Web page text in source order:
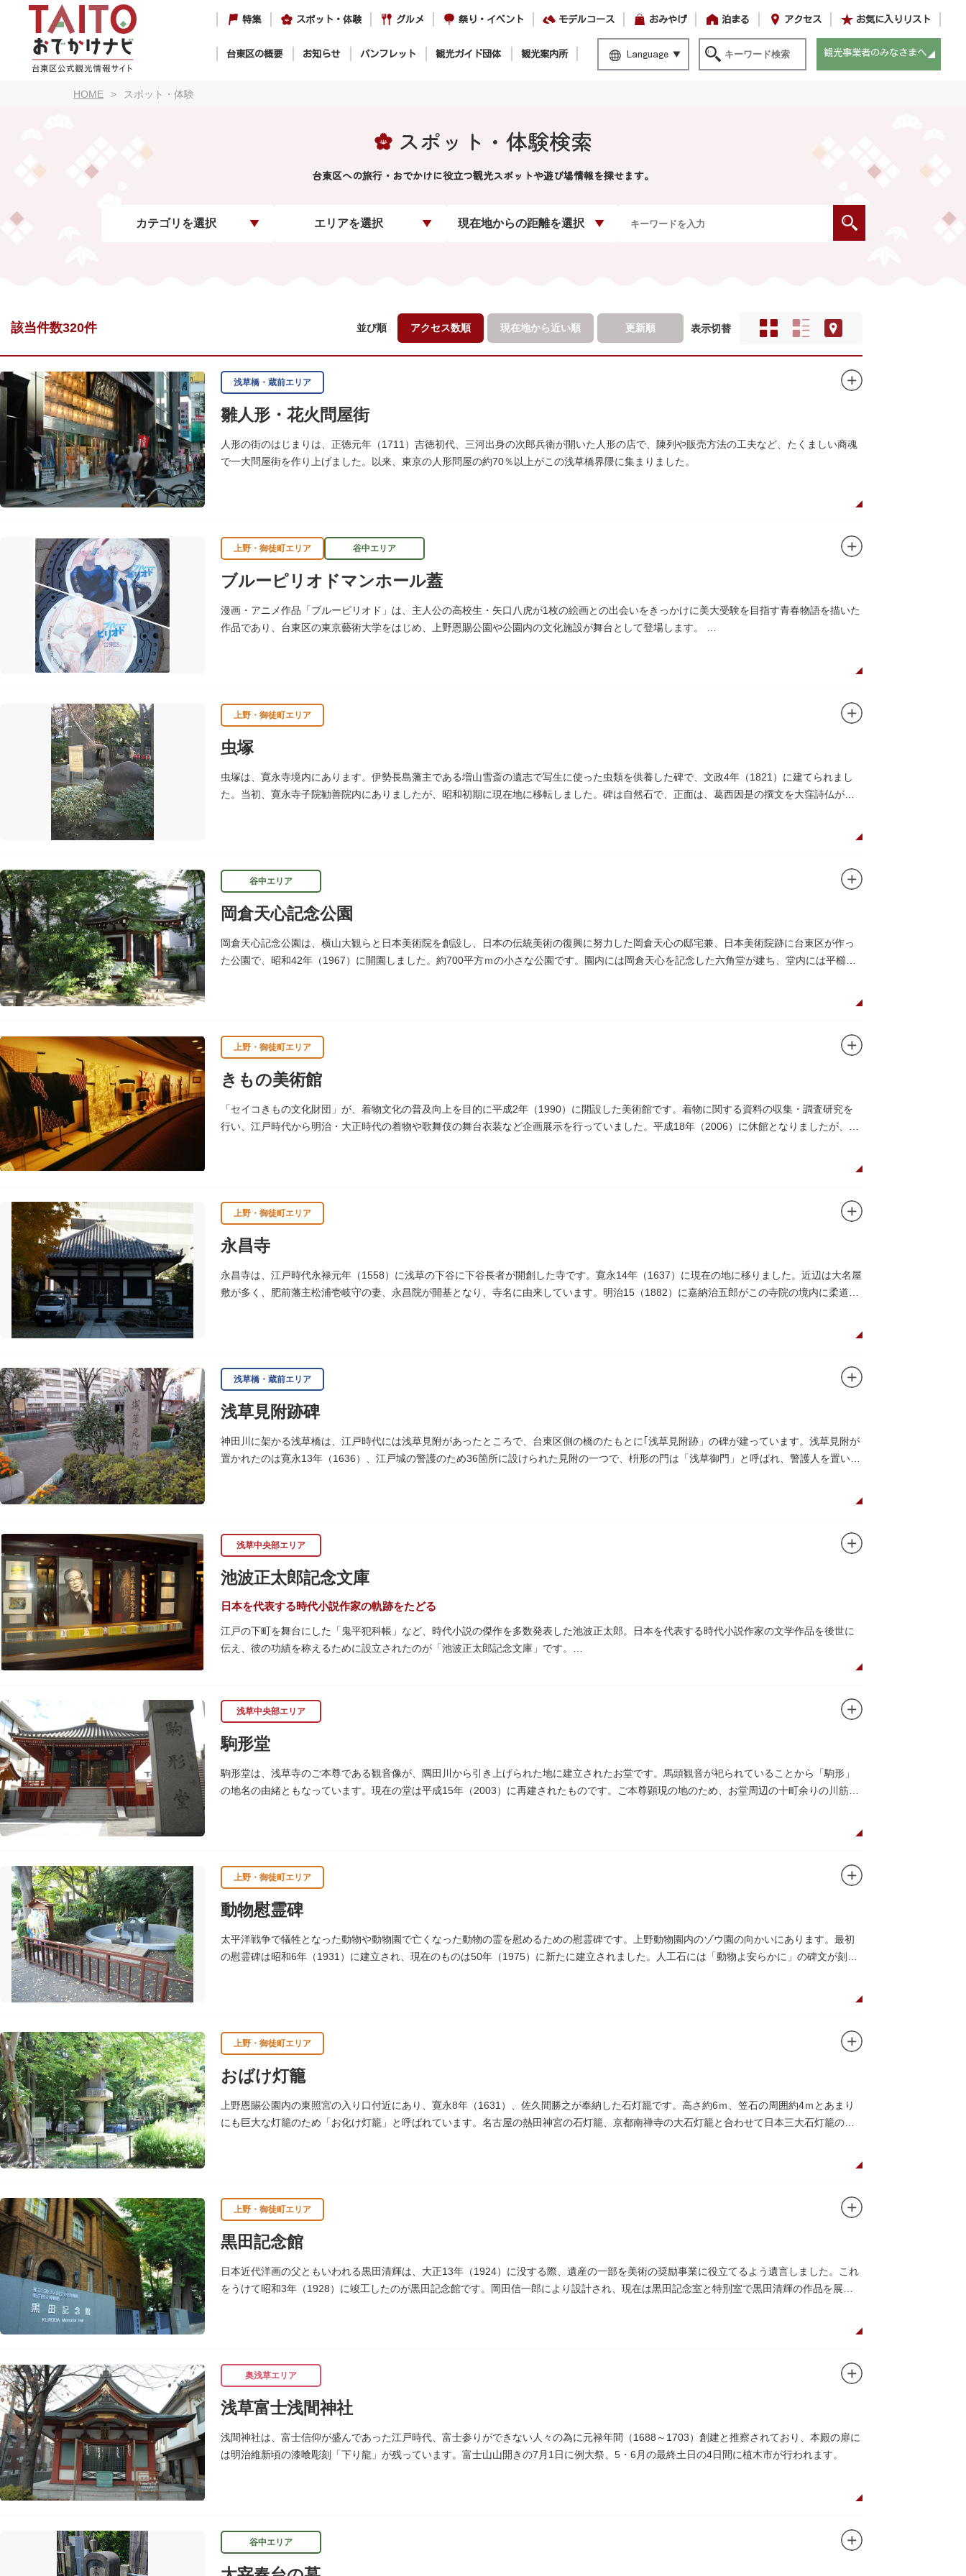
特集 スポット・体験 グルメ 祭り・イベント モデルコース おみやげ 泊まる アクセス お気に入りリスト
台東区の概要 お知らせ パンフレット 観光ガイド団体 観光案内所 Language 観光事業者のみなさまへ
HOME スポット・体験
スポット・体験検索
台東区への旅行・おでかけに役立つ観光スポットや遊び場情報を探せます。
カテゴリを選択 エリアを選択 現在地からの距離を選択
該当件数320件 並び順 アクセス数順 現在地から近い順 更新順 表示切替
浅草橋・蔵前エリア
雛人形・花火問屋街
人形の街のはじまりは、正徳元年（1711）吉徳初代、三河出身の次郎兵衛が開いた人形の店で、陳列や販売方法の工夫など、たくましい商魂
で一大問屋街を作り上げました。以来、東京の人形問屋の約70％以上がこの浅草橋界隈に集まりました。
上野・御徒町エリア 谷中エリア
ブルーピリオドマンホール蓋
漫画・アニメ作品「ブルーピリオド」は、主人公の高校生・矢口八虎が1枚の絵画との出会いをきっかけに美大受験を目指す青春物語を描いた
作品であり、台東区の東京藝術大学をはじめ、上野恩賜公園や公園内の文化施設が舞台として登場します。
上野・御徒町エリア
虫塚
虫塚は、寛永寺境内にあります。伊勢長島藩主である増山雪斎の遺志で写生に使った虫類を供養した碑で、文政4年（1821）に建てられまし
た。当初、寛永寺子院勧善院内にありましたが、昭和初期に現在地に移転しました。碑は自然石で、正面は、葛西因是の撰文を大窪詩仏が書
谷中エリア
岡倉天心記念公園
岡倉天心記念公園は、横山大観らと日本美術院を創設し、日本の伝統美術の復興に努力した岡倉天心の邸宅兼、日本美術院跡に台東区が作っ
た公園で、昭和42年（1967）に開園しました。約700平方ｍの小さな公園です。園内には岡倉天心を記念した六角堂が建ち、堂内には平櫛田
上野・御徒町エリア
きもの美術館
「セイコきもの文化財団」が、着物文化の普及向上を目的に平成2年（1990）に開設した美術館です。着物に関する資料の収集・調査研究を
行い、江戸時代から明治・大正時代の着物や歌舞伎の舞台衣装など企画展示を行っていました。平成18年（2006）に休館となりましたが、着
上野・御徒町エリア
永昌寺
永昌寺は、江戸時代永禄元年（1558）に浅草の下谷に下谷長者が開創した寺です。寛永14年（1637）に現在の地に移りました。近辺は大名屋
敷が多く、肥前藩主松浦壱岐守の妻、永昌院が開基となり、寺名に由来しています。明治15（1882）に嘉納治五郎がこの寺院の境内に柔道場
浅草橋・蔵前エリア
浅草見附跡碑
神田川に架かる浅草橋は、江戸時代には浅草見附があったところで、台東区側の橋のたもとに｢浅草見附跡」の碑が建っています。浅草見附が
置かれたのは寛永13年（1636）、江戸城の警護のため36箇所に設けられた見附の一つで、枡形の門は「浅草御門」と呼ばれ、警護人を置いて
浅草中央部エリア
池波正太郎記念文庫
日本を代表する時代小説作家の軌跡をたどる
江戸の下町を舞台にした「鬼平犯科帳」など、時代小説の傑作を多数発表した池波正太郎。日本を代表する時代小説作家の文学作品を後世に
伝え、彼の功績を称えるために設立されたのが「池波正太郎記念文庫」です。
ド、扇子など様々なグッズも必見。池波ファンにはたまらない空間となっています。
浅草中央部エリア
駒形堂
駒形堂は、浅草寺のご本尊である観音像が、隅田川から引き上げられた地に建立されたお堂です。馬頭観音が祀られていることから「駒形」
の地名の由緒ともなっています。現在の堂は平成15年（2003）に再建されたものです。ご本尊顕現の地のため、お堂周辺の十町余りの川筋は
上野・御徒町エリア
動物慰霊碑
太平洋戦争で犠牲となった動物や動物園で亡くなった動物の霊を慰めるための慰霊碑です。上野動物園内のゾウ園の向かいにあります。最初
の慰霊碑は昭和6年（1931）に建立され、現在のものは50年（1975）に新たに建立されました。人工石には「動物よ安らかに」の碑文が刻ま
上野・御徒町エリア
おばけ灯籠
上野恩賜公園内の東照宮の入り口付近にあり、寛永8年（1631）、佐久間勝之が奉納した石灯籠です。高さ約6ｍ、笠石の周囲約4ｍとあまり
にも巨大な灯籠のため「お化け灯籠」と呼ばれています。名古屋の熱田神宮の石灯籠、京都南禅寺の大石灯籠と合わせて日本三大石灯籠のひ
上野・御徒町エリア
黒田記念館
日本近代洋画の父ともいわれる黒田清輝は、大正13年（1924）に没する際、遺産の一部を美術の奨励事業に役立てるよう遺言しました。これ
をうけて昭和3年（1928）に竣工したのが黒田記念館です。岡田信一郎により設計され、現在は黒田記念室と特別室で黒田清輝の作品を展示
奥浅草エリア
浅草富士浅間神社
浅間神社は、富士信仰が盛んであった江戸時代、富士参りができない人々の為に元禄年間（1688～1703）創建と推察されており、本殿の扉に
は明治維新頃の漆喰彫刻「下り龍」が残っています。富士山山開きの7月1日に例大祭、5・6月の最終土日の4日間に植木市が行われます。
谷中エリア